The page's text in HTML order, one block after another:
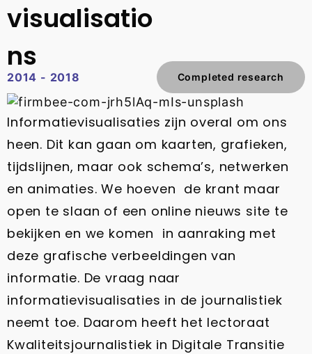
visualisatio
ns
2014 - 2018 Completed research
Informatievisualisaties zijn overal om ons
heen. Dit kan gaan om kaarten, grafieken,
tijdslijnen, maar ook schema’s, netwerken
en animaties. We hoeven de krant maar
open te slaan of een online nieuws site te
bekijken en we komen in aanraking met
deze grafische verbeeldingen van
informatie. De vraag naar
informatievisualisaties in de journalistiek
neemt toe. Daarom heeft het lectoraat
Kwaliteitsjournalistiek in Digitale Transitie